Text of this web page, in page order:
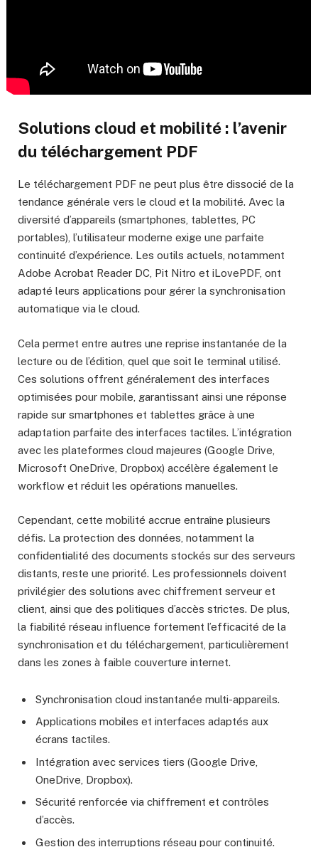
Solutions cloud et mobilité : l’avenir
du téléchargement PDF
Le téléchargement PDF ne peut plus être dissocié de la
tendance générale vers le cloud et la mobilité. Avec la
diversité d’appareils (smartphones, tablettes, PC
portables), l’utilisateur moderne exige une parfaite
continuité d’expérience. Les outils actuels, notamment
Adobe Acrobat Reader DC, Pit Nitro et iLovePDF, ont
adapté leurs applications pour gérer la synchronisation
automatique via le cloud.
Cela permet entre autres une reprise instantanée de la
lecture ou de l’édition, quel que soit le terminal utilisé.
Ces solutions offrent généralement des interfaces
optimisées pour mobile, garantissant ainsi une réponse
rapide sur smartphones et tablettes grâce à une
adaptation parfaite des interfaces tactiles. L’intégration
avec les plateformes cloud majeures (Google Drive,
Microsoft OneDrive, Dropbox) accélère également le
workflow et réduit les opérations manuelles.
Cependant, cette mobilité accrue entraîne plusieurs
défis. La protection des données, notamment la
confidentialité des documents stockés sur des serveurs
distants, reste une priorité. Les professionnels doivent
privilégier des solutions avec chiffrement serveur et
client, ainsi que des politiques d’accès strictes. De plus,
la fiabilité réseau influence fortement l’efficacité de la
synchronisation et du téléchargement, particulièrement
dans les zones à faible couverture internet.
Synchronisation cloud instantanée multi-appareils.
Applications mobiles et interfaces adaptés aux
écrans tactiles.
Intégration avec services tiers (Google Drive,
OneDrive, Dropbox).
Sécurité renforcée via chiffrement et contrôles
d’accès.
Gestion des interruptions réseau pour continuité.